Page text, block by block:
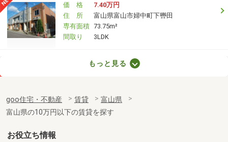
価 格
7.40万円
住 所
富山県富山市婦中町下轡田
専有面積 73.75m²
間取り
3LDK
専有面積
22.35m²
間取り
1K
富山県滑川市上小泉
もっと見る
goo住宅・不動産 賃貸
富山県
富山県の10万円以下の賃貸を探す
お役立ち情報